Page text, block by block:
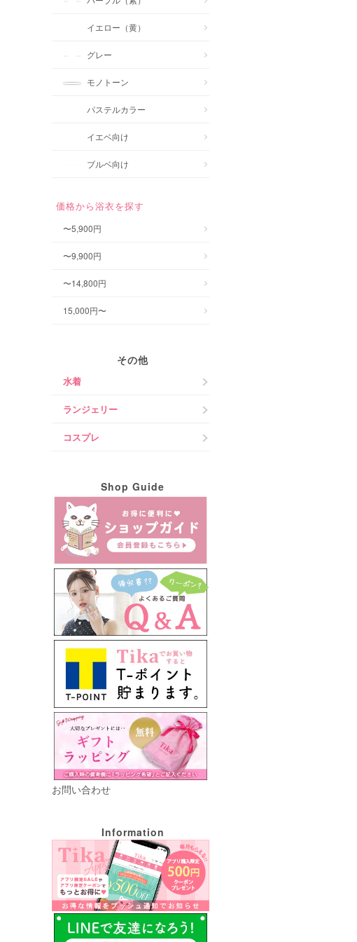
イエロー（黄）
グレー
モノトーン
パステルカラー
イエベ向け
ブルベ向け
価格から浴衣を探す
〜5,900円
〜9,900円
〜14,800円
15,000円〜
その他
水着
ランジェリー
コスプレ
Shop Guide
お問い合わせ
Information